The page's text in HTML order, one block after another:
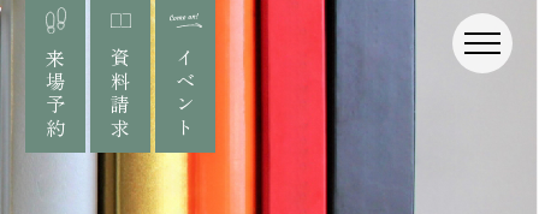
来場予約 資料請求 イベント